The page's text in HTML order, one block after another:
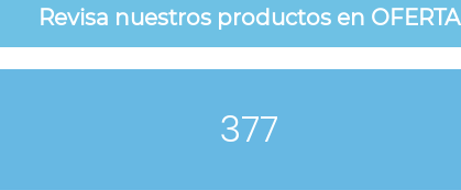
Revisa nuestros productos en OFERTA
377